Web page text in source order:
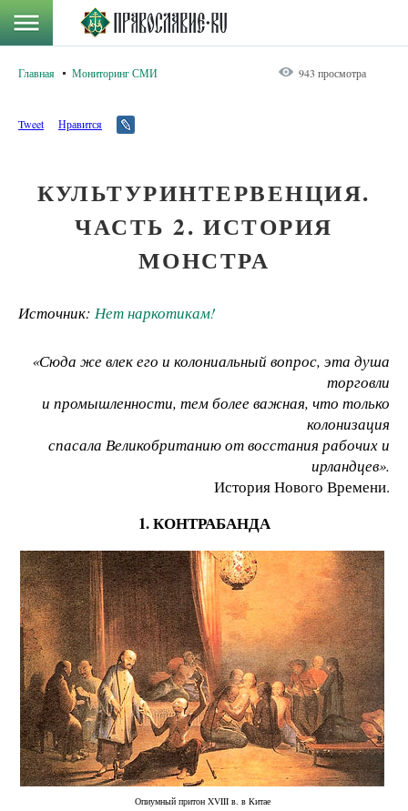
Главная Мониторинг СМИ 943 просмотра
Tweet Нравится
КУЛЬТУРИНТЕРВЕНЦИЯ.
ЧАСТЬ 2. ИСТОРИЯ
МОНСТРА
Источник: Нет наркотикам!
«Сюда же влек его и колониальный вопрос, эта душа
торговли
и промышленности, тем более важная, что только
колонизация
спасала Великобританию от восстания рабочих и
ирландцев».
История Нового Времени.
1. КОНТРАБАНДА
Опиумный притон XVIII в. в Китае